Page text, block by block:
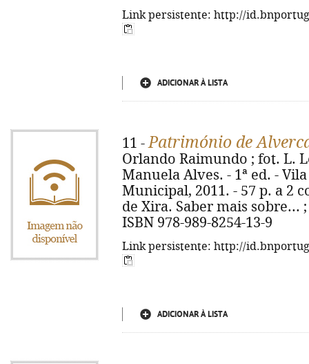
Link persistente: http://
ADICIONAR À LISTA
11 -Património de
Orlando Raimundo ; fot. L.
Manuela Alves. - 1ª ed. -
Municipal, 2011. - 57 p. a 2
de Xira. Saber mais sobre...
ISBN 978-989-8254-13-9
Link persistente: http://
ADICIONAR À LISTA